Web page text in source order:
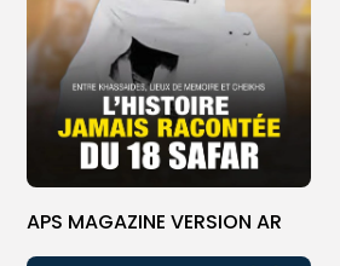
APS MAGAZINE VERSION AR